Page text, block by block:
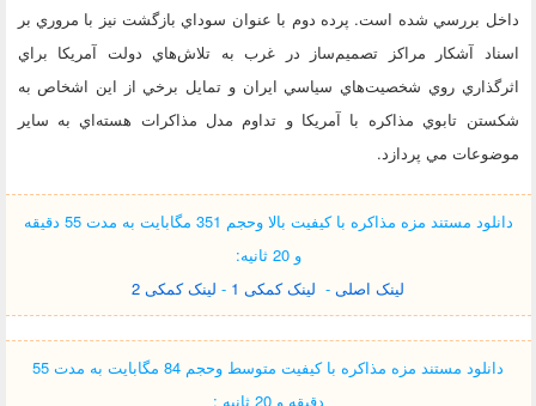
داخل بررسي شده است. پرده دوم با عنوان سوداي بازگشت نيز با مروري بر
اسناد آشکار مراکز تصميم‌ساز در غرب به تلاش‌هاي دولت آمريکا براي
اثر‌گذاري روي شخصيت‌هاي سياسي ايران و تمايل برخي از اين اشخاص به
شکستن تابوي مذاکره با آمريکا و تداوم مدل مذاکرات هسته‌اي به ساير
موضوعات مي پردازد.
دانلود مستند مزه مذاکره با کیفیت بالا وحجم 351 مگابایت به مدت 55 دقیقه
و 20 ثانیه:
لینک اصلی- لینک کمکی 1 - لینک کمکی 2
دانلود مستند مزه مذاکره با کیفیت متوسط وحجم 84 مگابایت
به مدت 55
دقیقه و 20 ثانیه
: